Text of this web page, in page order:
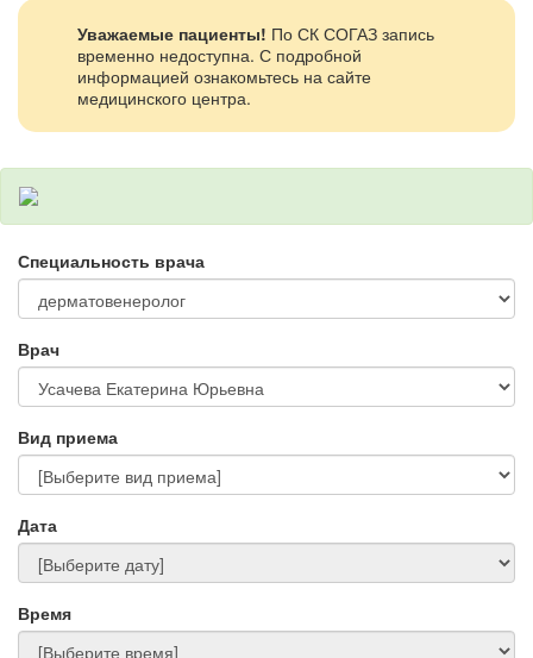
Уважаемые пациенты! По СК СОГАЗ запись
временно недоступна. С подробной
информацией ознакомьтесь на сайте
медицинского центра.
Специальность врача
Врач
Вид приема
Дата
Время